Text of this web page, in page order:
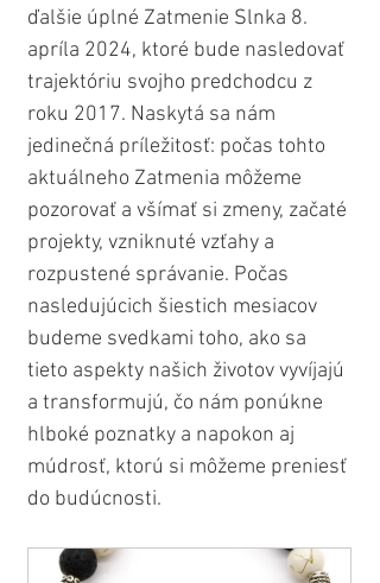
ďalšie úplné Zatmenie Slnka 8.
apríla 2024, ktoré bude nasledovať
trajektóriu svojho predchodcu z
roku 2017. Naskytá sa nám
jedinečná príležitosť: počas tohto
aktuálneho Zatmenia môžeme
pozorovať a všímať si zmeny, začaté
projekty, vzniknuté vzťahy a
rozpustené správanie. Počas
nasledujúcich šiestich mesiacov
budeme svedkami toho, ako sa
tieto aspekty našich životov vyvíjajú
a transformujú, čo nám ponúkne
hlboké poznatky a napokon aj
múdrosť, ktorú si môžeme preniesť
do budúcnosti.